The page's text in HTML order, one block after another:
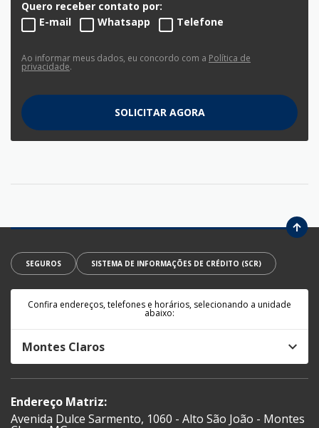
Quero receber contato por:
E-mail
Whatsapp Telefone
Ao informar meus dados, eu concordo com a Política de
privacidade.
SOLICITAR AGORA
SEGUROS SISTEMA DE INFORMAÇÕES DE CRÉDITO (SCR)
Confira endereços, telefones e horários, selecionando a unidade
abaixo:
Montes Claros
Endereço Matriz:
Avenida Dulce Sarmento, 1060 - Alto São João - Montes